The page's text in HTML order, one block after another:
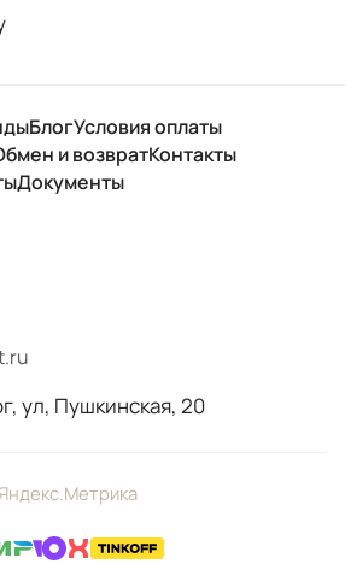
БлогУсловия оплаты
и возвратКонтакты
Документы
ул, Пушкинская, 20